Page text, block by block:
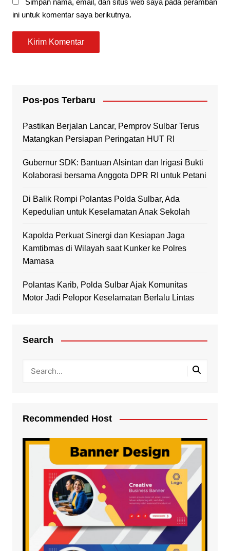
Simpan nama, email, dan situs web saya pada peramban
ini untuk komentar saya berikutnya.
Pos-pos Terbaru
Pastikan Berjalan Lancar, Pemprov Sulbar Terus
Matangkan Persiapan Peringatan HUT RI
Gubernur SDK: Bantuan Alsintan dan Irigasi Bukti
Kolaborasi bersama Anggota DPR RI untuk Petani
Di Balik Rompi Polantas Polda Sulbar, Ada
Kepedulian untuk Keselamatan Anak Sekolah
Kapolda Perkuat Sinergi dan Kesiapan Jaga
Kamtibmas di Wilayah saat Kunker ke Polres
Mamasa
Polantas Karib, Polda Sulbar Ajak Komunitas
Motor Jadi Pelopor Keselamatan Berlalu Lintas
Search
Recommended Host